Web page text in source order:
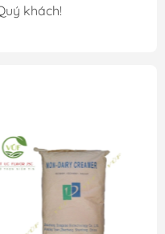
khách!